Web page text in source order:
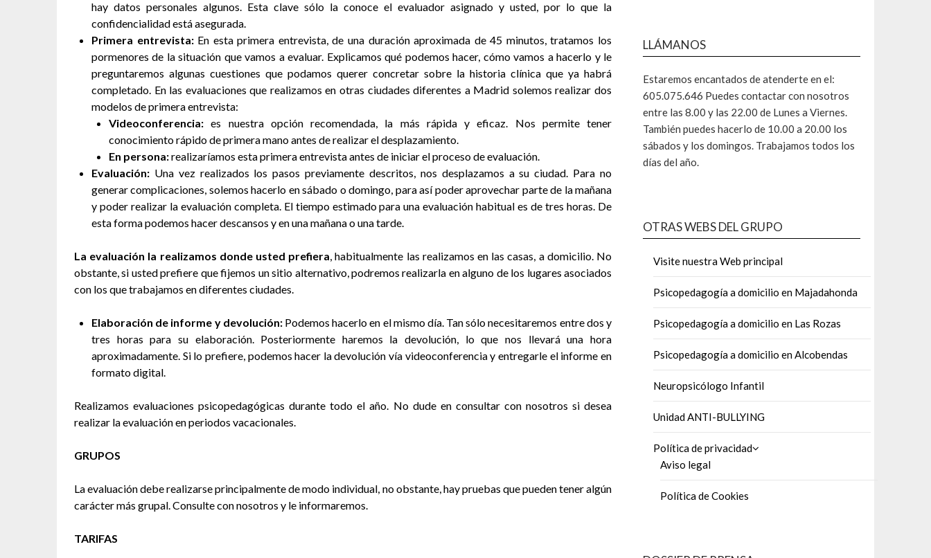
hay datos personales algunos. Esta clave sólo la conoce el evaluador asignado y usted, por lo que la
confidencialidad está asegurada.
Primera entrevista:En esta primera entrevista, de una duración aproximada de 45 minutos, tratamos los
pormenores de la situación que vamos a evaluar. Explicamos qué podemos hacer, cómo vamos a hacerlo y le
preguntaremos algunas cuestiones que podamos querer concretar sobre la historia clínica que ya habrá
completado. En las evaluaciones que realizamos en otras ciudades diferentes a Madrid solemos realizar dos
modelos de primera entrevista:
Videoconferencia: es nuestra opción recomendada, la más rápida y eficaz. Nos permite tener
conocimiento rápido de primera mano antes de realizar el desplazamiento.
En persona:realizaríamos esta primera entrevista antes de iniciar el proceso de evaluación.
Evaluación: Una vez realizados los pasos previamente descritos, nos desplazamos a su ciudad. Para no
generar complicaciones, solemos hacerlo en sábado o domingo, para así poder aprovechar parte de la mañana
y poder realizar la evaluación completa. El tiempo estimado para una evaluación habitual es de tres horas. De
esta forma podemos hacer descansos y en una mañana o una tarde.
La evaluación la realizamos donde usted prefiera, habitualmente las realizamos en las casas, a domicilio. No
obstante, si usted prefiere que fijemos un sitio alternativo, podremos realizarla en alguno de los lugares asociados
con los que trabajamos en diferentes ciudades.
Elaboración de informe y devolución:Podemos hacerlo en el mismo día. Tan sólo necesitaremos entre dos y
tres horas para su elaboración. Posteriormente haremos la devolución, lo que nos llevará una hora
aproximadamente. Si lo prefiere, podemos hacer la devolución vía videoconferencia y entregarle el informe en
formato digital.
Realizamos evaluaciones psicopedagógicas durante todo el año. No dude en consultar con nosotros si desea
realizar la evaluación en periodos vacacionales.
GRUPOS
La evaluación debe realizarse principalmente de modo individual, no obstante, hay pruebas que pueden tener algún
carácter más grupal. Consulte con nosotros y le informaremos.
TARIFAS
LLÁMANOS
Estaremos encantados de atenderte en el:
605.075.646 Puedes contactar con nosotros
entre las 8.00 y las 22.00 de Lunes a Viernes.
También puedes hacerlo de 10.00 a 20.00 los
sábados y los domingos. Trabajamos todos los
días del año.
OTRAS WEBS DEL GRUPO
Visite nuestra Web principal
Psicopedagogía a domicilio en Majadahonda
Psicopedagogía a domicilio en Las Rozas
Psicopedagogía a domicilio en Alcobendas
Neuropsicólogo Infantil
Unidad ANTI-BULLYING
Política de privacidad
Aviso legal
Política de Cookies